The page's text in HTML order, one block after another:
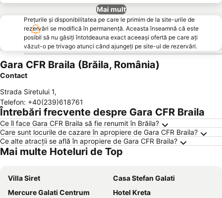
Mai mult
Prețurile și disponibilitatea pe care le primim de la site-urile de
rezervări se modifică în permanență. Aceasta înseamnă că este
posibil să nu găsiți întotdeauna exact aceeași ofertă pe care ați
văzut-o pe trivago atunci când ajungeți pe site-ul de rezervări.
Gara CFR Braila (Brăila, România)
Contact
Strada Siretului 1,
Telefon: +40(239)618761
Întrebări frecvente despre Gara CFR Braila
Ce îl face Gara CFR Braila să fie renumit în Brăila?
Care sunt locurile de cazare în apropiere de Gara CFR Braila?
Ce alte atracții se află în apropiere de Gara CFR Braila?
Mai multe Hoteluri de Top
Villa Siret
Casa Stefan Galati
Mercure Galati Centrum
Hotel Kreta